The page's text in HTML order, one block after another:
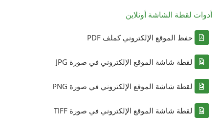
أدوات لقطة الشاشة أونلاين
حفظ الموقع الإلكتروني كملف PDF
لقطة شاشة الموقع الإلكتروني في صورة JPG
لقطة شاشة الموقع الإلكتروني في صورة PNG
لقطة شاشة الموقع الإلكتروني في صورة TIFF